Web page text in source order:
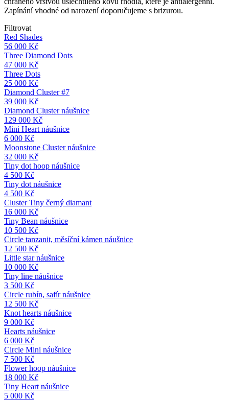
Zapínání vhodné od narození doporučujeme s brizurou.
Filtrovat
Red Shades
56 000 Kč
Three Diamond Dots
47 000 Kč
Three Dots
25 000 Kč
Diamond Cluster #7
39 000 Kč
Diamond Cluster náušnice
129 000 Kč
Mini Heart náušnice
6 000 Kč
Moonstone Cluster náušnice
32 000 Kč
Tiny dot hoop náušnice
4 500 Kč
Tiny dot náušnice
4 500 Kč
Cluster Tiny černý diamant
16 000 Kč
Tiny Bean náušnice
10 500 Kč
Circle tanzanit, měsíční kámen náušnice
12 500 Kč
Little star náušnice
10 000 Kč
Tiny line náušnice
3 500 Kč
Circle rubín, safír náušnice
12 500 Kč
Knot hearts náušnice
9 000 Kč
Hearts náušnice
6 000 Kč
Circle Mini náušnice
7 500 Kč
Flower hoop náušnice
18 000 Kč
Tiny Heart náušnice
5 000 Kč